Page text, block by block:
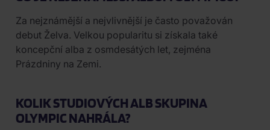
Za nejznámější a nejvlivnější je často považován
debut Želva. Velkou popularitu si získala také
koncepční alba z osmdesátých let, zejména
Prázdniny na Zemi.
KOLIK STUDIOVÝCH ALB SKUPINA
OLYMPIC NAHRÁLA?